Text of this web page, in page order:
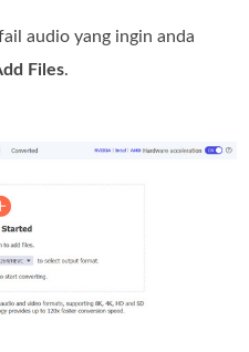
audio yang ingin anda
Files.